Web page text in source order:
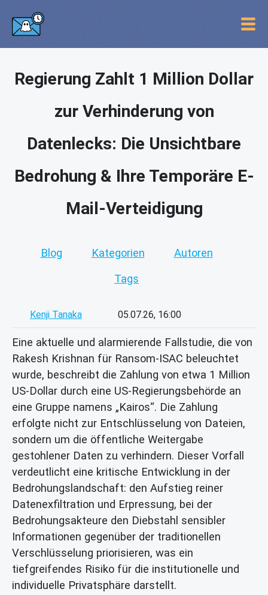
Regierung Zahlt 1 Million Dollar
zur Verhinderung von
Datenlecks: Die Unsichtbare
Bedrohung & Ihre Temporäre E-
Mail-Verteidigung
Blog Kategorien Autoren
Tags
Kenji Tanaka 05.07.26, 16:00
Eine aktuelle und alarmierende Fallstudie, die von
Rakesh Krishnan für Ransom-ISAC beleuchtet
wurde, beschreibt die Zahlung von etwa 1 Million
US-Dollar durch eine US-Regierungsbehörde an
eine Gruppe namens „Kairos“. Die Zahlung
erfolgte nicht zur Entschlüsselung von Dateien,
sondern um die öffentliche Weitergabe
gestohlener Daten zu verhindern. Dieser Vorfall
verdeutlicht eine kritische Entwicklung in der
Bedrohungslandschaft: den Aufstieg reiner
Datenexfiltration und Erpressung, bei der
Bedrohungsakteure den Diebstahl sensibler
Informationen gegenüber der traditionellen
Verschlüsselung priorisieren, was ein
tiefgreifendes Risiko für die institutionelle und
individuelle Privatsphäre darstellt.